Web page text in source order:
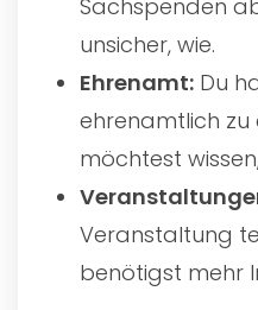
Sachspenden
unsicher, wie.
Ehrenamt: Du
ehrenamtlich
möchtest
Veranstaltung
benötigst mehr